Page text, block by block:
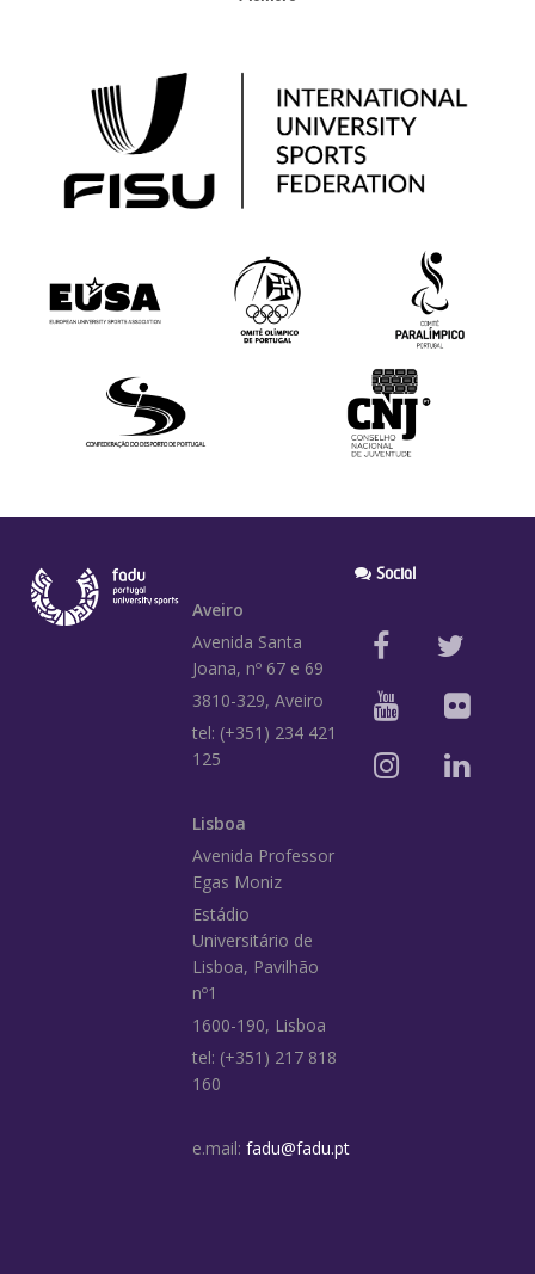
Aveiro
Avenida Santa
Joana, nº 67 e 69
3810-329, Aveiro
tel: (+351) 234 421
125
Lisboa
Avenida Professor
Egas Moniz
Estádio
Universitário de
Lisboa, Pavilhão
nº1
1600-190, Lisboa
tel: (+351) 217 818
160
e.mail: fadu@fadu.pt
Social